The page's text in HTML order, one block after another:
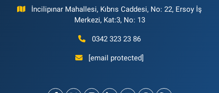
İncilipınar Mahallesi, Kıbrıs Caddesi, No: 22, Ersoy İş
Merkezi, Kat:3, No: 13
0342 323 23 86
[email protected]